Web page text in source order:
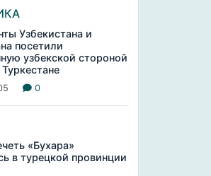
Узбекистана и
посетили
узбекской стороной
0
«Бухара»
в турецкой провинции